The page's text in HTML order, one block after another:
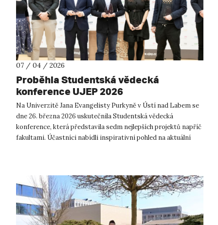
07 / 04 / 2026
Proběhla Studentská vědecká
konference UJEP 2026
Na Univerzitě Jana Evangelisty Purkyně v Ústí nad Labem se
dne 26. března 2026 uskutečnila Studentská vědecká
konference, která představila sedm nejlepších projektů napříč
fakultami. Účastníci nabídli inspirativní pohled na aktuální